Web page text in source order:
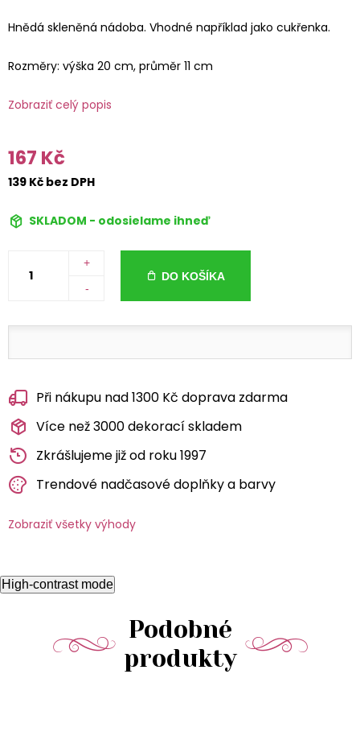
Hnědá skleněná nádoba. Vhodné například jako cukřenka.
Rozměry: výška 20 cm, průměr 11 cm
Zobraziť celý popis
167 Kč
139 Kč bez DPH
SKLADOM - odosielame ihneď
+
-
DO KOŠÍKA
Při nákupu nad 1300 Kč doprava zdarma
Více než 3000 dekorací skladem
Zkrášlujeme již od roku 1997
Trendové nadčasové doplňky a barvy
Zobraziť všetky výhody
High-contrast mode
Podobné
produkty